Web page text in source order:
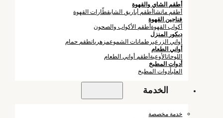
أطقم الشاي والقهوة
أطقم ماتشاأطقم أباريق الشايقطّارات القهوة
فناجين القهوة
أكواب القهوةأطقم الأكواب والصحون
ديكور المنزل
أواني الزرعبرطمانات الشموعمزهرياتطقم حمام
أواني الطعام
اللوحاتالأوعيةأطقم أواني الطعام
أدوات المطبخ
العلبأدوات المطبخ
الخدمة
خدمة مخصصة